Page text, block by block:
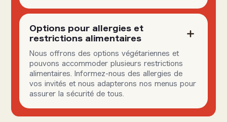
Options pour allergies et
restrictions alimentaires
Nous offrons des options végétariennes et
pouvons accommoder plusieurs restrictions
alimentaires. Informez-nous des allergies de
vos invités et nous adapterons nos menus pour
assurer la sécurité de tous.